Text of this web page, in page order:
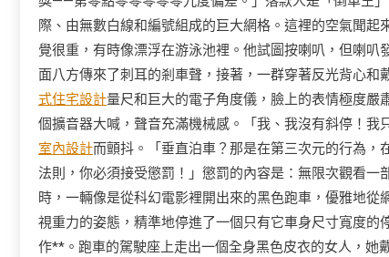
際、由無數白線和編號組成的巨大網格。這裡的空氣聞
覺很重，有時像漂浮在游泳池裡。他試圖按喇叭，但喇
面八方傳來了刺耳的剎車聲，接著，一群穿著反光背心
式住宅設計量尺和巨大的電子角度儀，臉上的表情極度
個擴音器大喊，聲音充滿機械感。「我、我沒有斜停！
室內設計而顫抖。「垂直泊車？那是在第三次元的行為，
法則，你必須接受懲罰！」懲罰的內容是：無限次觀看
時，一輛像是從科幻電影裡開出來的黑色跑車，優雅地
視重力的姿態，精準地停進了一個只有它車身尺寸寬度
作**。跑車的駕駛座上走出一個全身黑色皮衣的女人，她